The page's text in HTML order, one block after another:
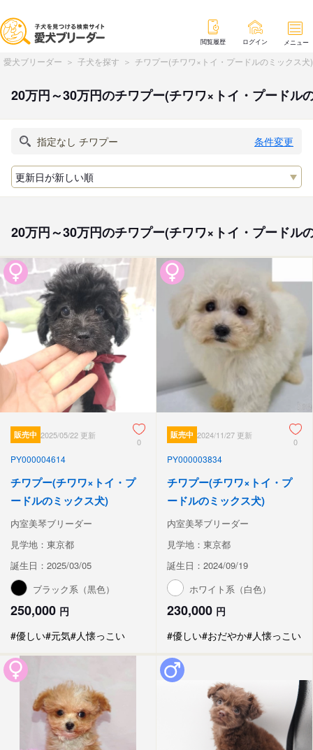
閲覧履歴 ログイン メニュー
愛犬ブリーダー 子犬を探す チワプー(チワワ×トイ・プードルのミックス
20万円～30万円のチワプー(チワワ×トイ・プードル
条件変更
20万円～30万円のチワプー(チワワ×トイ・プードル
販売中 2025/05/22 更新
0
PY000004614
チワプー(チワワ×トイ・プ
ードルのミックス犬)
内室美琴ブリーダー
見学地：東京都
誕生日：2025/03/05
ブラック系（黒色）
250,000 円
#優しい#元気#人懐っこい
販売中 2024/11/27 更新
0
PY000003834
チワプー(チワワ×トイ・プ
ードルのミックス犬)
内室美琴ブリーダー
見学地：東京都
誕生日：2024/09/19
ホワイト系（白色）
230,000 円
#優しい#おだやか#人懐っこい